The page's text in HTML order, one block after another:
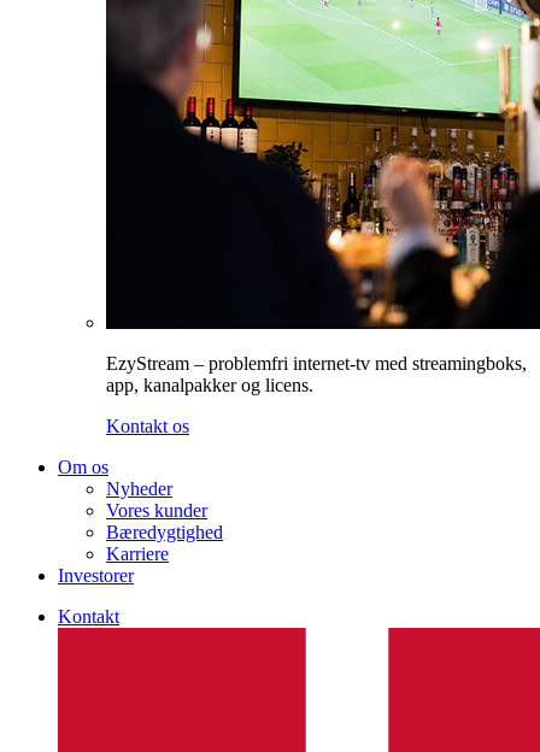
EzyStream – problemfri internet-tv med streamingboks,
app, kanalpakker og licens.
Kontakt os
Om os
Nyheder
Vores kunder
Bæredygtighed
Karriere
Investorer
Kontakt